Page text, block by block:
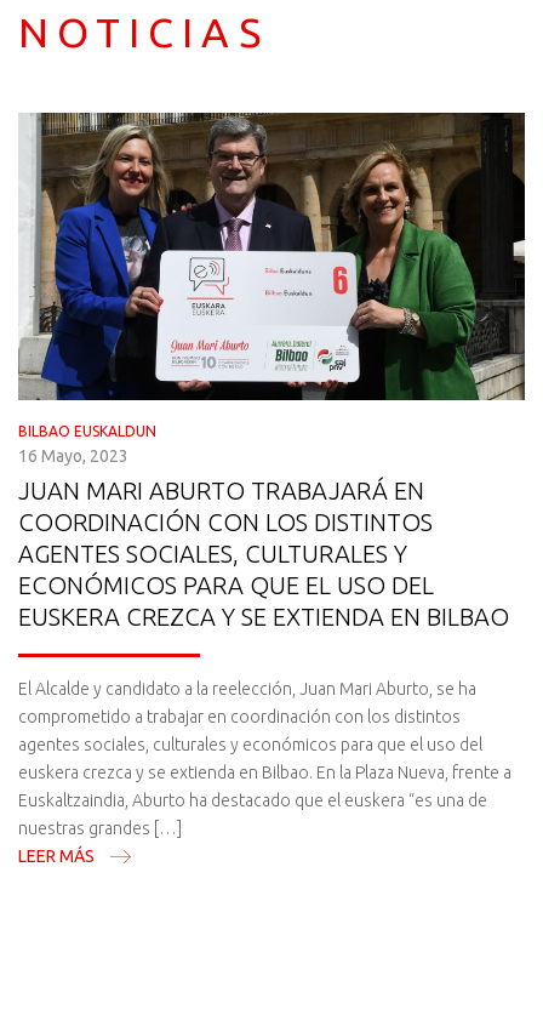
NOTICIAS
BILBAO EUSKALDUN
16 Mayo, 2023
JUAN MARI ABURTO TRABAJARÁ EN
COORDINACIÓN CON LOS DISTINTOS
AGENTES SOCIALES, CULTURALES Y
ECONÓMICOS PARA QUE EL USO DEL
EUSKERA CREZCA Y SE EXTIENDA EN BILBAO
El Alcalde y candidato a la reelección, Juan Mari Aburto, se ha
comprometido a trabajar en coordinación con los distintos
agentes sociales, culturales y económicos para que el uso del
euskera crezca y se extienda en Bilbao. En la Plaza Nueva, frente a
Euskaltzaindia, Aburto ha destacado que el euskera “es una de
nuestras grandes […]
LEER MÁS